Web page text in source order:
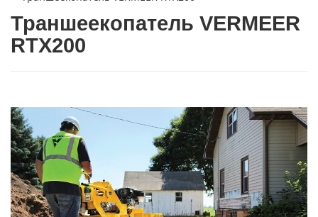
Траншеекопатель VERMEER
RTX200